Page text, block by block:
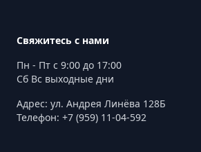
Свяжитесь с нами
Пн - Пт с 9:00 до 17:00
Сб Вс выходные дни
Адрес: ул. Андрея Линёва 128Б
Телефон: +7 (959) 11-04-592